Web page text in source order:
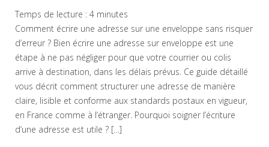
Temps de lecture : 4 minutes
Comment écrire une adresse sur une enveloppe sans risquer
d’erreur ? Bien écrire une adresse sur enveloppe est une
étape à ne pas négliger pour que votre courrier ou colis
arrive à destination, dans les délais prévus. Ce guide détaillé
vous décrit comment structurer une adresse de manière
claire, lisible et conforme aux standards postaux en vigueur,
en France comme à l’étranger. Pourquoi soigner l’écriture
d’une adresse est utile ? […]